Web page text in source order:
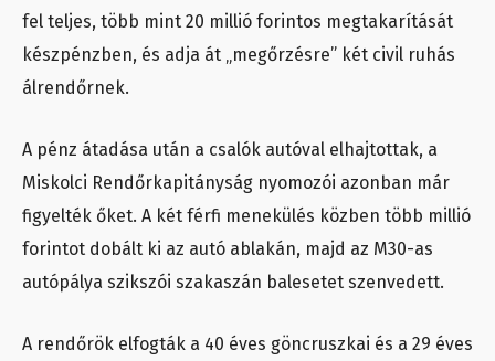
fel teljes, több mint 20 millió forintos megtakarítását
készpénzben, és adja át „megőrzésre” két civil ruhás
álrendőrnek.
A pénz átadása után a csalók autóval elhajtottak, a
Miskolci Rendőrkapitányság nyomozói azonban már
figyelték őket. A két férfi menekülés közben több millió
forintot dobált ki az autó ablakán, majd az M30-as
autópálya szikszói szakaszán balesetet szenvedett.
A rendőrök elfogták a 40 éves göncruszkai és a 29 éves